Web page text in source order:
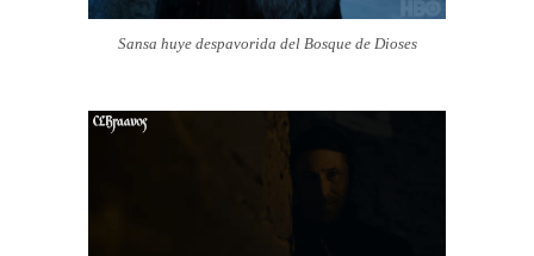
Sansa huye despavorida del Bosque de Dioses